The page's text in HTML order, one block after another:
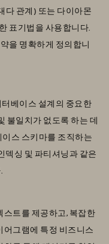
다 관계) 또는 다이아몬
표기법을 사용합니다.
을 명확하게 정의합니
베이스 설계의 중요한
불일치가 없도록 하는 데
스 스키마를 조직하는
덱싱 및 파티셔닝과 같은
스트를 제공하고, 복잡한
어그램에 특정 비즈니스